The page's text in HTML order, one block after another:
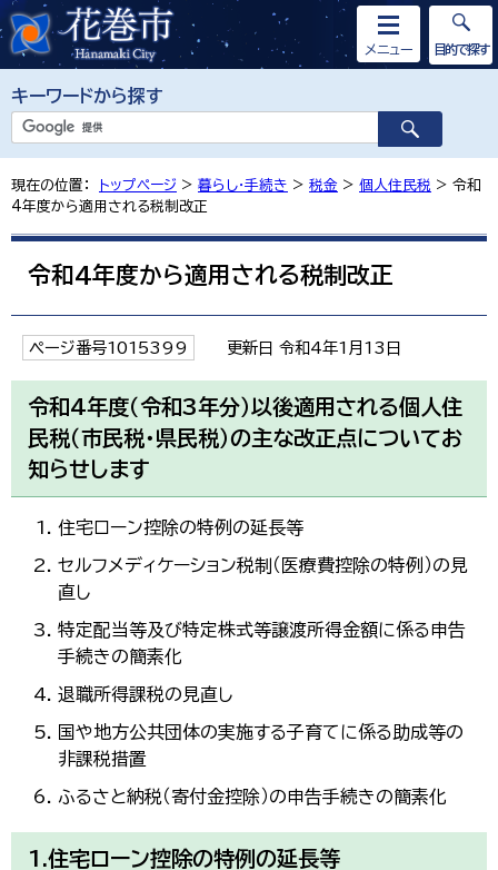
キーワードから探す
メニュー 目的で探す
現在の位置： トップページ > 暮らし・手続き > 税金 > 個人住民税 > 令和
4年度から適用される税制改正
令和4年度から適用される税制改正
ページ番号1015399 更新日 令和4年1月13日
令和4年度（令和3年分）以後適用される個人住
民税（市民税・県民税）の主な改正点についてお
知らせします
住宅ローン控除の特例の延長等
セルフメディケーション税制（医療費控除の特例）の見
直し
特定配当等及び特定株式等譲渡所得金額に係る申告
手続きの簡素化
退職所得課税の見直し
国や地方公共団体の実施する子育てに係る助成等の
非課税措置
ふるさと納税（寄付金控除）の申告手続きの簡素化
1.住宅ローン控除の特例の延長等